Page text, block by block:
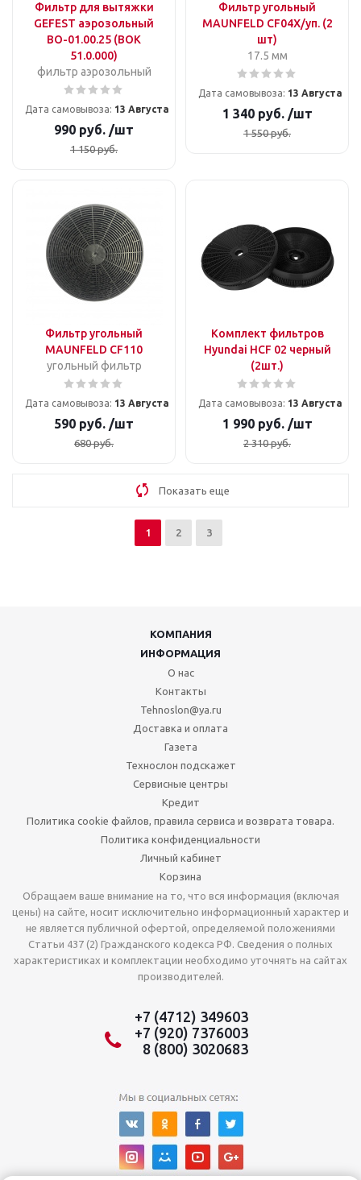
Фильтр для вытяжки
GEFEST аэрозольный
ВО-01.00.25 (BOK
51.0.000)
фильтр аэрозольный
Дата самовывоза: 13 Августа
990 руб. /шт
1 150руб.
Фильтр угольный
MAUNFELD CF04X/уп. (2
шт)
17.5 мм
Дата самовывоза: 13 Августа
1 340руб. /шт
1 550руб.
Фильтр угольный
MAUNFELD CF110
угольный фильтр
Дата самовывоза: 13 Августа
590 руб. /шт
680руб.
Комплект фильтров
Hyundai HCF 02 черный
(2шт.)
Дата самовывоза: 13 Августа
1 990руб. /шт
2 310руб.
Показать еще
1 2 3
КОМПАНИЯ
ИНФОРМАЦИЯ
О нас
Контакты
Tehnoslon@ya.ru
Доставка и оплата
Газета
Технослон подскажет
Сервисные центры
Кредит
Политика cookie файлов, правила сервиса и возврата товара.
Политика конфиденциальности
Личный кабинет
Корзина
Обращаем ваше внимание на то, что вся информация (включая
цены) на сайте, носит исключительно информационный характер и
не является публичной офертой, определяемой положениями
Статьи 437 (2) Гражданского кодекса РФ. Сведения о полных
характеристиках и комплектации необходимо уточнять на сайтах
производителей.
+7 (4712) 349603
+7 (920) 7376003
8 (800) 3020683